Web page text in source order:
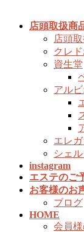
店頭取扱商
店頭
クレ
資生堂
アル
エレ
シェ
instagram
エステのご
お客様のお
ブログ
HOME
会員